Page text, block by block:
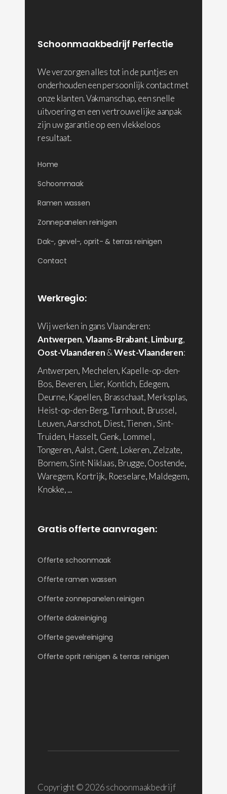
Schoonmaakbedrijf Perfectie
We verzorgen alles tot in de puntjes en
onderhouden een persoonlijk contact met
onze klanten. Vakmanschap, een snelle
uitvoering en een vertrouwelijke aanpak
zijn uw garantie op een vlekkeloos
resultaat.
Home
Schoonmaak
Ramen wassen
Zonnepanelen reinigen
Dak-, gevel-, oprit- & terras reinigen
Contact
Werkregio:
Wij werken in gans Vlaanderen:
Antwerpen,Vlaams-Brabant,Limburg,
Oost-Vlaanderen&West-Vlaanderen:
Antwerpen, Mechelen, Kapelle-op-den-
Bos, Beveren, Lier, Kontich, Edegem,
Deurne, Kapellen, Brasschaat, Merksplas,
Heist-op-den-Berg, Turnhout, Brussel,
Leuven, Aarschot, Diest, Tienen , Sint-
Truiden, Hasselt, Genk, Lommel ,
Tongeren, Aalst , Gent, Lokeren, Zelzate,
Bornem, Sint-Niklaas, Brugge, Oostende,
Waregem, Kortrijk, Roeselare, Maldegem,
Knokke, ...
Gratis offerte aanvragen:
Offerte schoonmaak
Offerte ramen wassen
Offerte zonnepanelen reinigen
Offerte dakreiniging
Offerte gevelreiniging
Offerte oprit reinigen & terras reinigen
Copyright © 2026 schoonmaakbedrijf